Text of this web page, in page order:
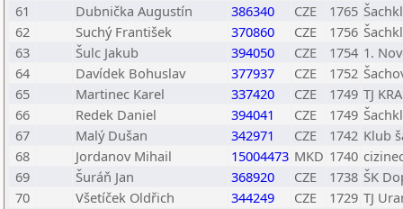
61
Dubnička Augustín 386340 CZE 1765
62
Suchý František 370860 CZE 1756
63
Šulc Jakub 394050 CZE 1754 1.
64
Davídek Bohuslav 377937 CZE 1752
65
Martinec Karel 337420 CZE 1749 TJ
66
Redek Daniel 394041 CZE 1749
67
Malý Dušan 342971 CZE 1742 Klub
68
Jordanov Mihail 15004473 MKD 1740
69
Šuráň Jan 368920 CZE 1738 ŠK
70
Všetíček Oldřich 344249 CZE 1729 TJ